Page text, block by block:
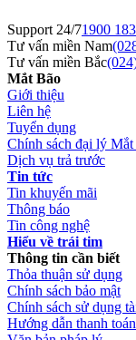
Support 24/71900
Tư vấn miền Nam
Tư vấn miền Bắc
Mắt Bão
Giới thiệu
Liên hệ
Tuyển dụng
Chính sách đại lý
Dịch vụ trả trước
Tin tức
Tin khuyến mãi
Thông báo
Tin công nghệ
Hiểu về trái tim
Thông tin cần biết
Thỏa thuận sử dụng
Chính sách bảo mật
Chính sách sử dụng
Hướng dẫn thanh toán